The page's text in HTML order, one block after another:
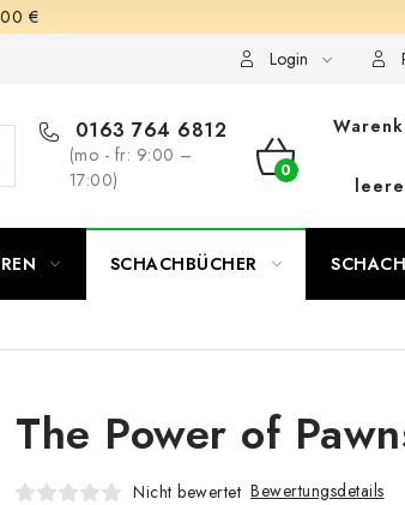
€
Login
0163 764 6812
(mo - fr: 9:00 –
17:00)
SCHACHBÜCHER
The Power of
Nicht bewertet Bewertungsdetails